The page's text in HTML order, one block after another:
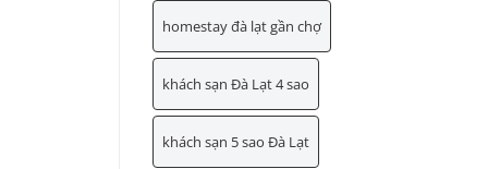
homestay đà lạt gần chợ
khách sạn Đà Lạt 4 sao
khách sạn 5 sao Đà Lạt